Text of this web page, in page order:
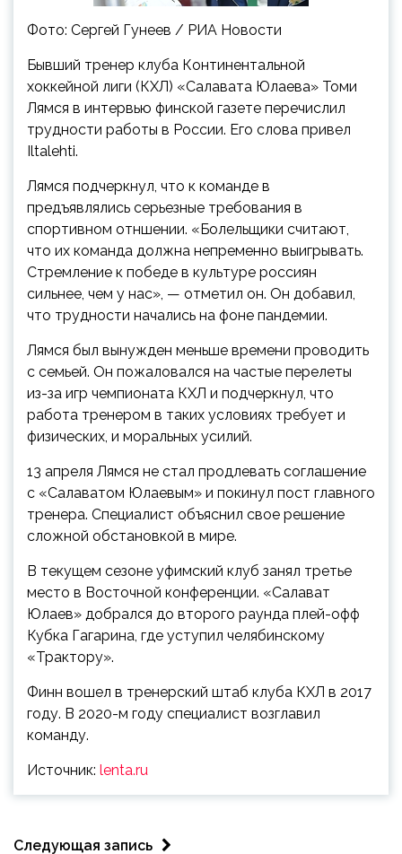
Фото: Сергей Гунеев / РИА Новости
Бывший тренер клуба Континентальной
хоккейной лиги (КХЛ) «Салавата Юлаева» Томи
Лямся в интервью финской газете перечислил
трудности работы в России. Его слова привел
Iltalehti.
Лямся подчеркнул, что к команде в
предъявлялись серьезные требования в
спортивном отншении. «Болельщики считают,
что их команда должна непременно выигрывать.
Стремление к победе в культуре россиян
сильнее, чем у нас», — отметил он. Он добавил,
что трудности начались на фоне пандемии.
Лямся был вынужден меньше времени проводить
с семьей. Он пожаловался на частые перелеты
из-за игр чемпионата КХЛ и подчеркнул, что
работа тренером в таких условиях требует и
физических, и моральных усилий.
13 апреля Лямся не стал продлевать соглашение
с «Салаватом Юлаевым» и покинул пост главного
тренера. Специалист объяснил свое решение
сложной обстановкой в мире.
В текущем сезоне уфимский клуб занял третье
место в Восточной конференции. «Салават
Юлаев» добрался до второго раунда плей-офф
Кубка Гагарина, где уступил челябинскому
«Трактору».
Финн вошел в тренерский штаб клуба КХЛ в 2017
году. В 2020-м году специалист возглавил
команду.
Источник: lenta.ru
Следующая запись